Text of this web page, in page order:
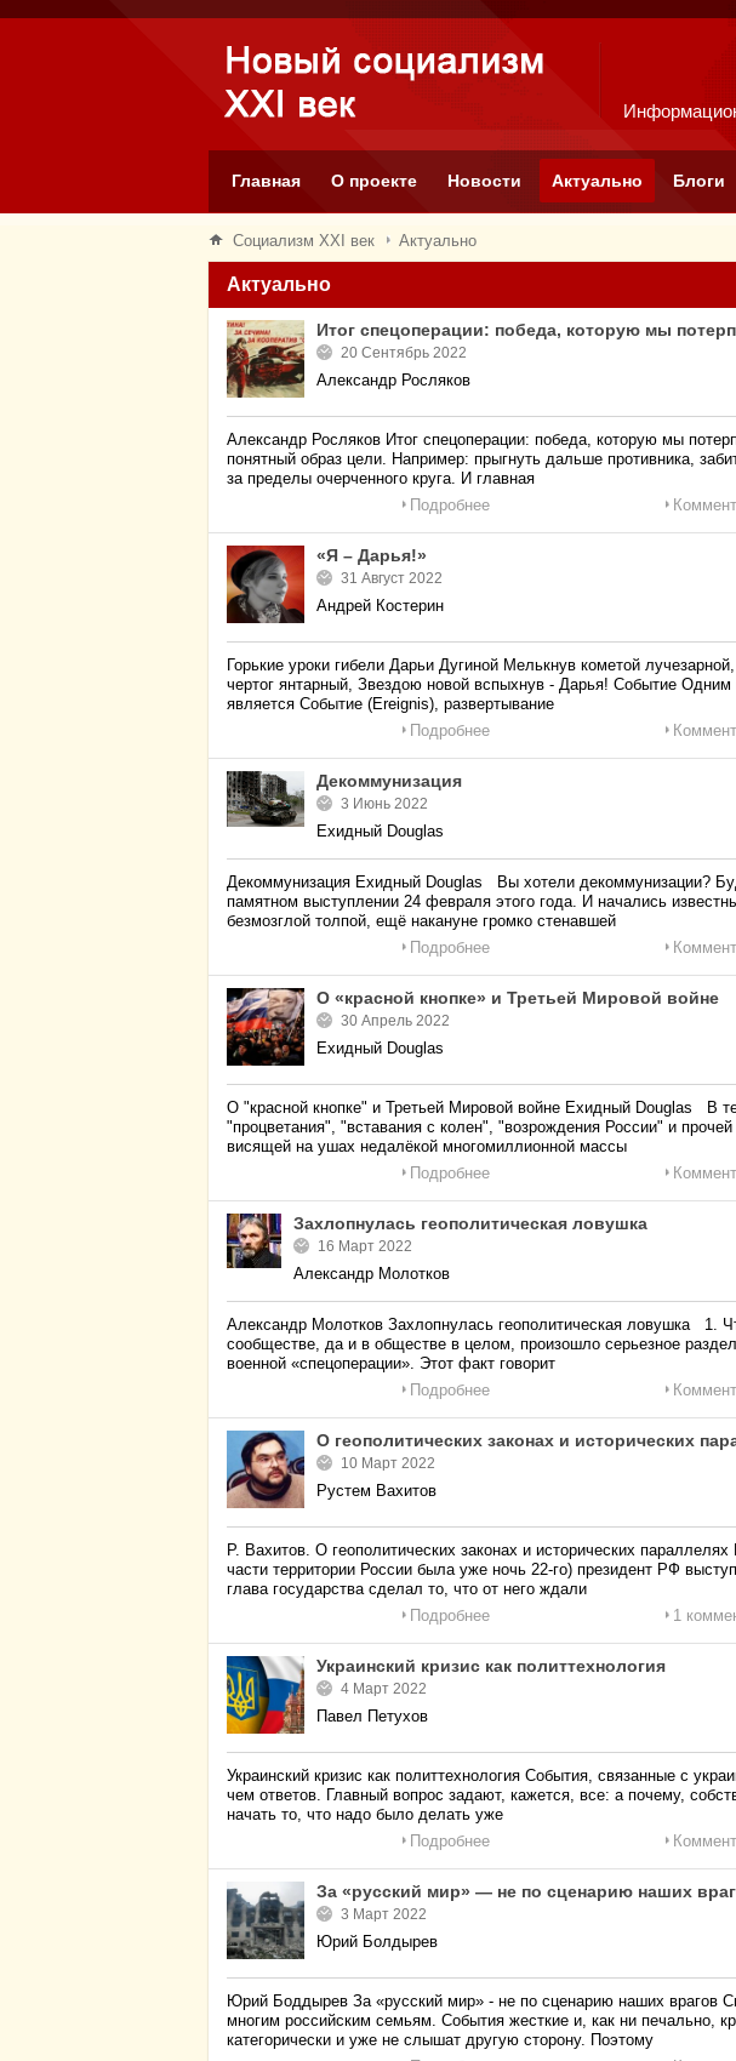
Главная О проекте Новости Актуально Блоги
Социализм XXI век Актуально
Актуально
Итог спецоперации: победа, которую мы
20 Сентябрь 2022
Александр Росляков
Александр Росляков Итог спецоперации: победа, которую мы
понятный образ цели. Например: прыгнуть дальше противника,
за пределы очерченного круга. И главная
Подробнее
«Я – Дарья!»
31 Август 2022
Андрей Костерин
Горькие уроки гибели Дарьи Дугиной Мелькнув кометой
чертог янтарный, Звездою новой вспыхнув - Дарья! Событие
является Событие (Ereignis), развертывание
Подробнее
Декоммунизация
3 Июнь 2022
Ехидный Douglas
Декоммунизация Ехидный Douglas Вы хотели декоммунизации?
памятном выступлении 24 февраля этого года. И начались
безмозглой толпой, ещё накануне громко стенавшей
Подробнее
О «красной кнопке» и Третьей Мировой войне
30 Апрель 2022
Ехидный Douglas
О "красной кнопке" и Третьей Мировой войне Ехидный Douglas В
"процветания", "вставания с колен", "возрождения России" и
висящей на ушах недалёкой многомиллионной массы
Подробнее
Захлопнулась геополитическая ловушка
16 Март 2022
Александр Молотков
Александр Молотков Захлопнулась геополитическая ловушка 1.
сообществе, да и в обществе в целом, произошло серьезное
военной «спецоперации». Этот факт говорит
Подробнее
О геополитических законах и исторических
10 Март 2022
Рустем Вахитов
Р. Вахитов. О геополитических законах и исторических
части территории России была уже ночь 22-го) президент РФ
глава государства сделал то, что от него ждали
Подробнее
1
Украинский кризис как политтехнология
4 Март 2022
Павел Петухов
Украинский кризис как политтехнология События, связанные с
чем ответов. Главный вопрос задают, кажется, все: а почему,
начать то, что надо было делать уже
Подробнее
За «русский мир» — не по сценарию наших
3 Март 2022
Юрий Болдырев
Юрий Боддырев За «русский мир» - не по сценарию наших врагов
многим российским семьям. События жесткие и, как ни печально,
категорически и уже не слышат другую сторону. Поэтому